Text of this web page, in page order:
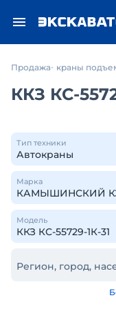
Продажа краны
ККЗ КС-
Тип техники
Марка
Модель
Регион, город,